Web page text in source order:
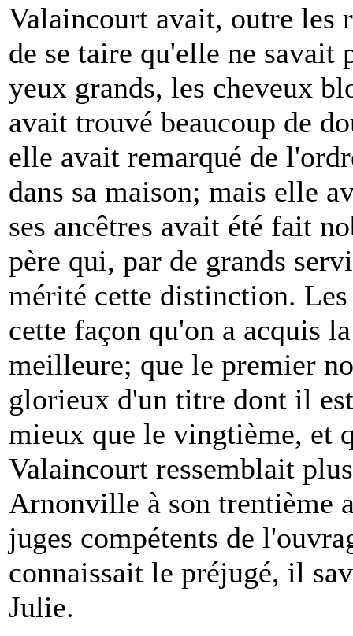
Valaincourt avait, outre les
de se taire qu'elle ne
yeux grands, les cheveux
avait trouvé beaucoup de
elle avait remarqué de
dans sa maison; mais elle
ses ancêtres avait été fait
père qui, par de grands
mérité cette distinction. Les
cette façon qu'on a acquis
meilleure; que le premier
glorieux d'un titre dont il
mieux que le vingtième, et
Valaincourt ressemblait
Arnonville à son trentième
juges compétents de
connaissait le préjugé, il
Julie.